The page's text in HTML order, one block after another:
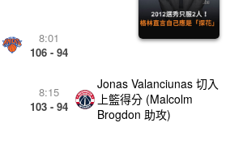
8:15
103 - 94
Jonas Valanciunas 切入
上籃得分 (Malcolm
Brogdon 助攻)
8:01
106 - 94